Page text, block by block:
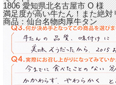
1806 愛知県北名古屋市O様
満足度が高い牛たん！また絶対
商品：仙台名物肉厚牛タン